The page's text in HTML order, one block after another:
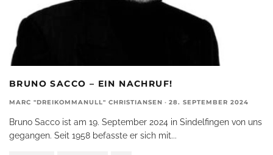
BRUNO SACCO – EIN NACHRUF!
MARC "DREIKOMMANULL" CHRISTIANSEN · 28. SEPTEMBER 2024
Bruno Sacco ist am 19. September 2024 in Sindelfingen von uns
gegangen. Seit 1958 befasste er sich mit...